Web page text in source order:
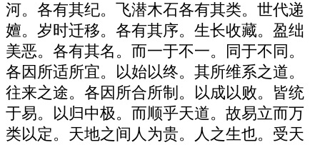
河。各有其纪。飞潜木石各有其类。世代递
嬗。岁时迁移。各有其序。生长收藏。盈绌
美恶。各有其名。而一于不一。同于不同。
各因所适所宜。以始以终。其所维系之道。
往来之途。各因所合所制。以成以败。皆统
于易。以归中极。而顺乎天道。故易立而万
类以定。天地之间人为贵。人之生也。受天